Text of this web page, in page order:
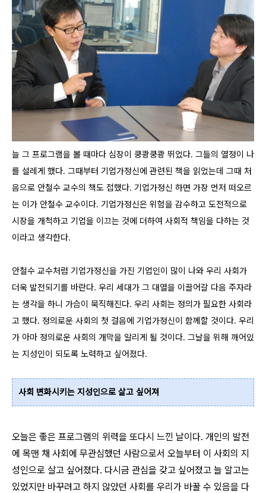
늘 그 프로그램을 볼 때마다 심장이 쿵쾅쿵쾅 뛰었다. 그들의 열정이 나
를 설레게 했다. 그때부터 기업가정신에 관련된 책을 읽었는데 그때 처
음으로 안철수 교수의 책도 접했다. 기업가정신 하면 가장 먼저 떠오르
는 이가 안철수 교수이다. 기업가정신은 위험을 감수하고 도전적으로
시장을 개척하고 기업을 이끄는 것에 더하여 사회적 책임을 다하는 것
이라고 생각한다.
안철수 교수처럼 기업가정신을 가진 기업인이 많이 나와 우리 사회가
더욱 발전되기를 바란다. 우리 세대가 그 대열을 이끌어갈 다음 주자라
는 생각을 하니 가슴이 묵직해진다. 우리 사회는 정의가 필요한 사회라
고 했다. 정의로운 사회의 첫 걸음에 기업가정신이 함께할 것이다. 우리
가 아마 정의로운 사회의 개막을 알리게 될 것이다. 그날을 위해 깨어있
는 지성인이 되도록 노력하고 싶어졌다.
사회 변화시키는 지성인으로 살고 싶어져
오늘은 좋은 프로그램의 위력을 또다시 느낀 날이다. 개인의 발전
에 목맨 채 사회에 무관심했던 사람으로서 오늘부터 이 사회의 지
성인으로 살고 싶어졌다. 다시금 관심을 갖고 싶어졌고 늘 알고는
있었지만 바꾸려고 하지 않았던 사회를 우리가 바꿀 수 있음을 다